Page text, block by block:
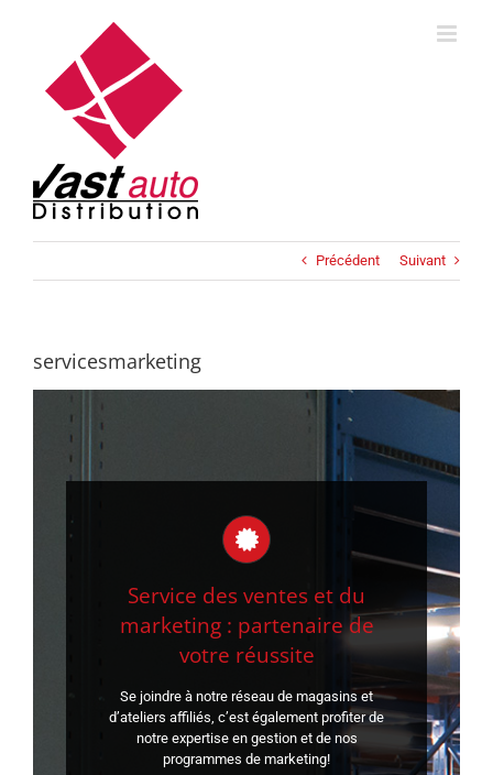
Précédent Suivant
servicesmarketing
Service des ventes et du
marketing : partenaire de
votre réussite
Se joindre à notre réseau de magasins et
d’ateliers affiliés, c’est également profiter de
notre expertise en gestion et de nos
programmes de marketing!